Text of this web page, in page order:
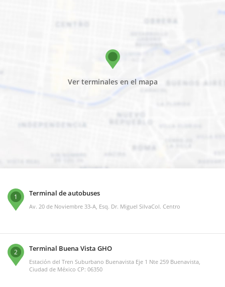
Ver terminales en el mapa
1 Terminal de autobuses
Av. 20 de Noviembre 33-A, Esq. Dr. Miguel SilvaCol. Centro
2 Terminal Buena Vista GHO
Estación del Tren Suburbano Buenavista Eje 1 Nte 259 Buenavista,
Ciudad de México CP: 06350